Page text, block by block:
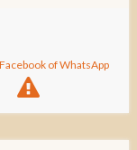
of WhatsApp